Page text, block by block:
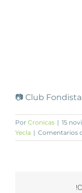
📷 Club
Por Cronicas | 15
Yecla | Comentarios